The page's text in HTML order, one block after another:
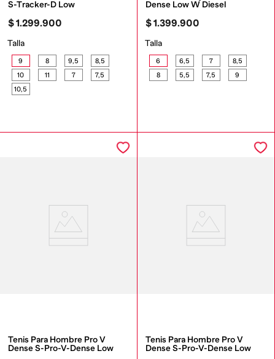
S-Tracker-D Low
$1.299.900
Talla
9 8 9,5
8,5
10
11 7
7,5
10,5
Dense Low W Diesel
$1.399.900
Talla
6 6,5 7
8,5
8
5,5 7,5 9
Tenis Para Hombre Pro V
Dense S-Pro-V-Dense Low
Tenis Para Hombre Pro V
Dense S-Pro-V-Dense Low